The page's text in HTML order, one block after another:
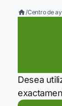
/Centro de
Desea